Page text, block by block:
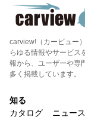
carview!（カービュー
らゆる情報やサービス
報から、ユーザーや専
多く掲載しています。
知る
カタログ
ニュース